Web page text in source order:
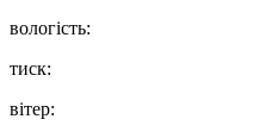
вологість:
тиск:
вітер: